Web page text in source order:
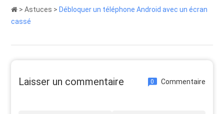
>Astuces > Débloquer un téléphone Android avec un écran
cassé
Laisser un commentaire 0 Commentaire